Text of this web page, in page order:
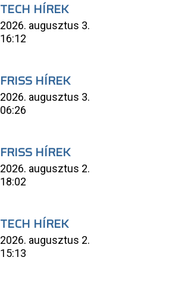
TECH HÍREK
2026. augusztus 3.
16:12
FRISS HÍREK
2026. augusztus 3.
06:26
FRISS HÍREK
2026. augusztus 2.
18:02
TECH HÍREK
2026. augusztus 2.
15:13